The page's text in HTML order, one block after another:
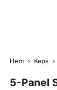
Hem › Keps ›
5-Panel